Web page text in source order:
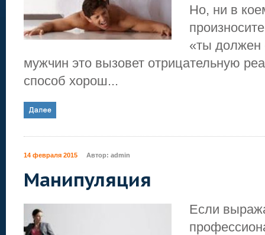
Но, ни в
«ты должен
мужчин это вызовет отрицательную
способ хорош...
14 февраля 2015 Автор: admin
Манипуляция
Если